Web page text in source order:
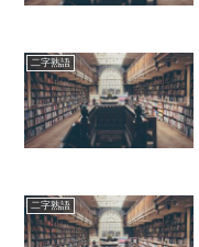
二字熟語
二字熟語